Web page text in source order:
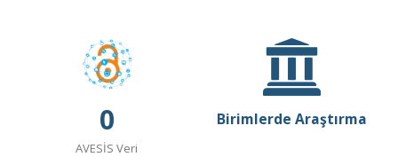
0
AVESİS Veri
Birimlerde Araştırma